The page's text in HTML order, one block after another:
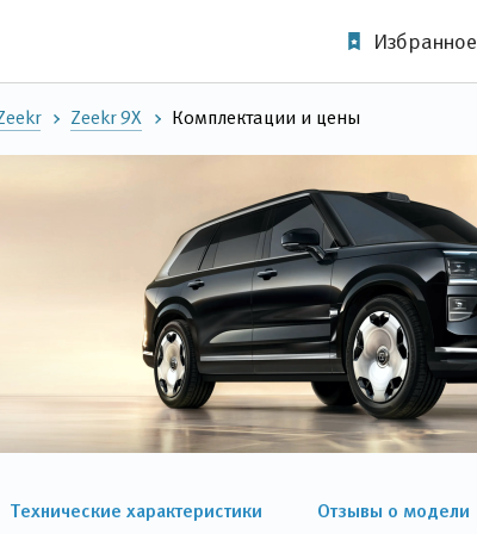
Избранное
Zeekr 9X Комплектации и цены
Технические характеристики Отзывы о модели